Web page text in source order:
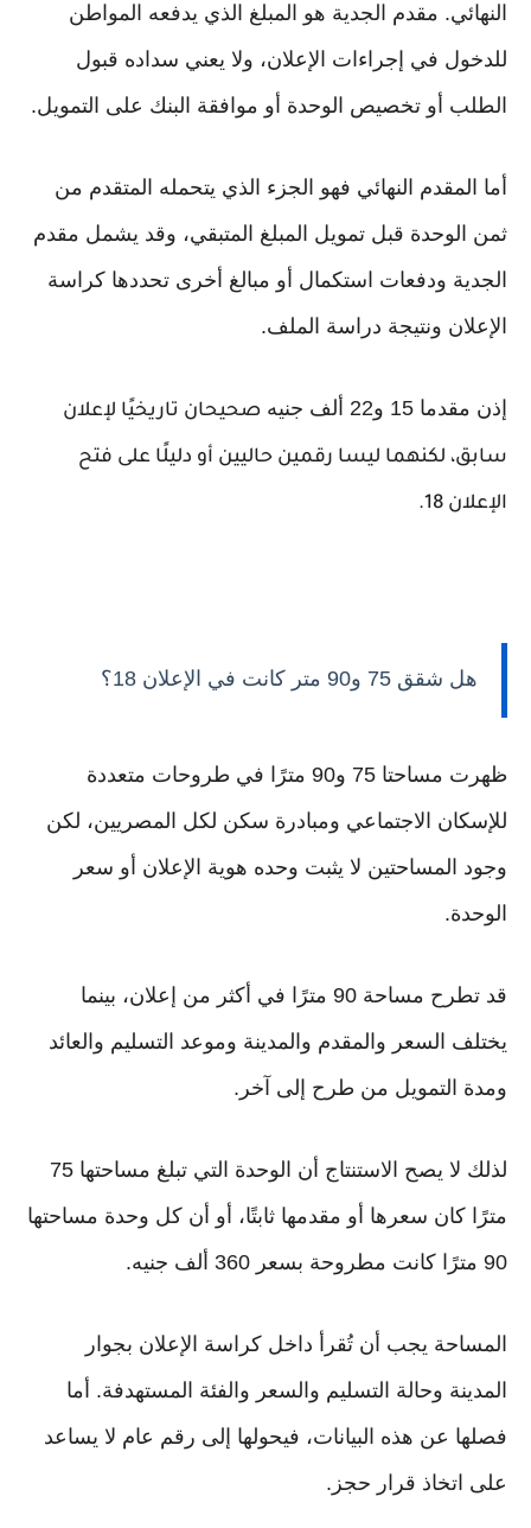
النهائي. مقدم الجدية هو المبلغ الذي يدفعه المواطن
للدخول في إجراءات الإعلان، ولا يعني سداده قبول
الطلب أو تخصيص الوحدة أو موافقة البنك على التمويل.
أما المقدم النهائي فهو الجزء الذي يتحمله المتقدم من
ثمن الوحدة قبل تمويل المبلغ المتبقي، وقد يشمل مقدم
الجدية ودفعات استكمال أو مبالغ أخرى تحددها كراسة
الإعلان ونتيجة دراسة الملف.
إذن مقدما 15 و22 ألف جنيه صحيحان تاريخيًا لإعلان
سابق، لكنهما ليسا رقمين حاليين أو دليلًا على فتح
الإعلان 18.
هل شقق 75 و90 متر كانت في الإعلان 18؟
ظهرت مساحتا 75 و90 مترًا في طروحات متعددة
للإسكان الاجتماعي ومبادرة سكن لكل المصريين، لكن
وجود المساحتين لا يثبت وحده هوية الإعلان أو سعر
الوحدة.
قد تطرح مساحة 90 مترًا في أكثر من إعلان، بينما
يختلف السعر والمقدم والمدينة وموعد التسليم والعائد
ومدة التمويل من طرح إلى آخر.
لذلك لا يصح الاستنتاج أن الوحدة التي تبلغ مساحتها 75
مترًا كان سعرها أو مقدمها ثابتًا، أو أن كل وحدة مساحتها
90 مترًا كانت مطروحة بسعر 360 ألف جنيه.
المساحة يجب أن تُقرأ داخل كراسة الإعلان بجوار
المدينة وحالة التسليم والسعر والفئة المستهدفة. أما
فصلها عن هذه البيانات، فيحولها إلى رقم عام لا يساعد
على اتخاذ قرار حجز.